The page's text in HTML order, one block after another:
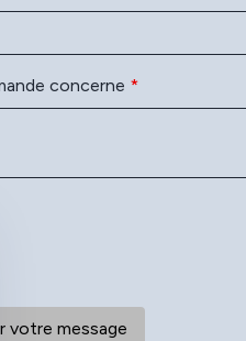
concerne *